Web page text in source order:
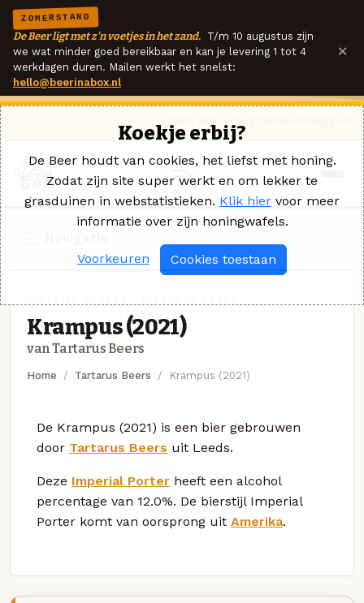
ZOMERSTAND
De Beer ligt met z'n voetjes in het zand. T/m 10 augustus zijn
we wat minder goed bereikbaar en kan je levering 1 tot 4
werkdagen duren. Mailen werkt het snelst:
hello@beerinabox.nl
×
Krampus (2021)
van Tartarus Beers
Home Tartarus Beers Krampus (2021)
De Krampus (2021) is een bier gebrouwen
door Tartarus Beers uit Leeds.
Deze Imperial Porter heeft een alcohol
percentage van 12.0%. De bierstijl Imperial
Porter komt van oorsprong uit Amerika.
Koekje erbij?
De Beer houdt van cookies, het liefst met honing.
Zodat zijn site super werkt en om lekker te
grasduinen in webstatistieken. Klik hier voor meer
informatie over zijn honingwafels.
Voorkeuren Cookies toestaan